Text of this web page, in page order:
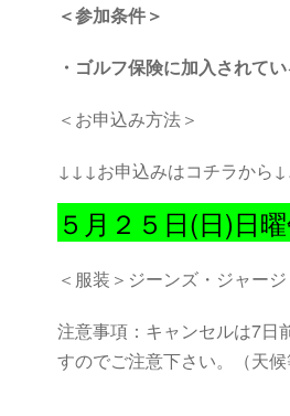
＜参加条件＞
・ ゴルフ保険に加入されて
＜お申込み方法＞
↓↓↓お申込みはコチラから
５月２５日(日)日
＜服装＞ジーンズ・ジャージ
注意事項：キャンセルは7日
すのでご注意下さい。（天